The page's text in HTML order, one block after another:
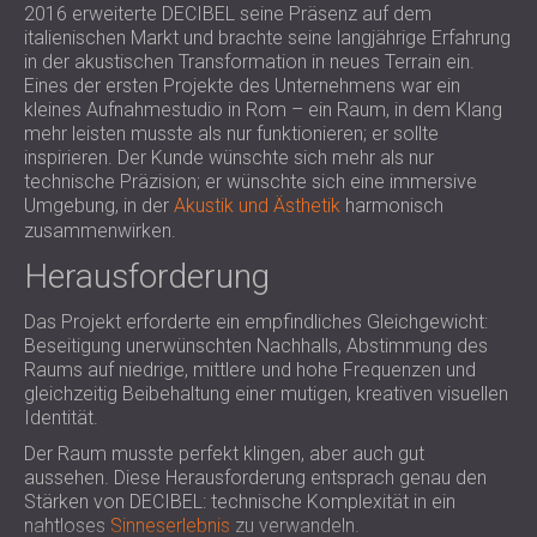
SCHALLSCHUTZ UND AKUSTIK FÜR
HALLEN
SCHALLDÄMMUNG UND
AKUSTIKLÖSUNGEN FÜR
EINZELHANDELSFLÄCHEN
SCHALLSCHUTZ UND AKUSTIK FÜR
BILDUNGSEINRICHTUNGEN
SCHALLSCHUTZ UND AKUSTIK FÜR
GESUNDHEITSEINRICHTUNGE
SCHALLSCHUTZ UND
AKUSTIKLÖSUNGEN FÜR DEN
AUDIOLOGIEBEREICH
SCHALLDÄMMUNG UND
AKUSTIKLÖSUNGEN FÜR
RECHENZENTREN
POLAND (PL)
FINLAND (FI)
РОССИЯ (RU)
USA (US)
SOUTH AFRICA (ZA)
2016 erweiterte DECIBEL seine Präsenz auf dem
italienischen Markt und brachte seine langjährige Erfahrung
in der akustischen Transformation in neues Terrain ein.
Eines der ersten Projekte des Unternehmens war ein
kleines Aufnahmestudio in Rom – ein Raum, in dem Klang
mehr leisten musste als nur funktionieren; er sollte
inspirieren. Der Kunde wünschte sich mehr als nur
technische Präzision; er wünschte sich eine immersive
Umgebung, in der Akustik und Ästhetik harmonisch
zusammenwirken.
Herausforderung
Das Projekt erforderte ein empfindliches Gleichgewicht:
Beseitigung unerwünschten Nachhalls, Abstimmung des
Raums auf niedrige, mittlere und hohe Frequenzen und
gleichzeitig Beibehaltung einer mutigen, kreativen visuellen
Identität.
Der Raum musste perfekt klingen, aber auch gut
aussehen. Diese Herausforderung entsprach genau den
Stärken von DECIBEL: technische Komplexität in ein
nahtloses Sinneserlebnis zu verwandeln.